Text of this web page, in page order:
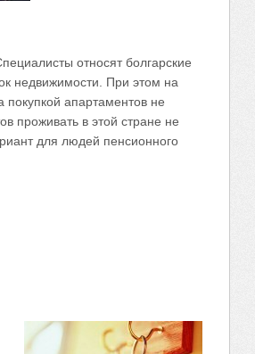
относят болгарские
недвижимости. При этом на
апартаментов не
проживать в этой стране не
для людей пенсионного